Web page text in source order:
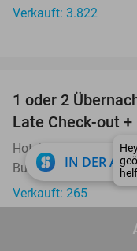
Verkauft: 3.822
1 oder 2
Late Check-out
Hotel Bom
Burgh-Haamstede
Verkauft: 265
Exkl.
IN DER